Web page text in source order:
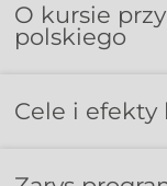
O kursie
polskiego
Cele i efekty